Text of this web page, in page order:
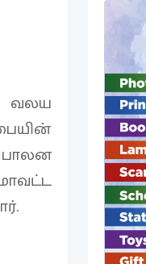
வலய